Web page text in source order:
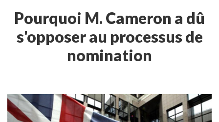
Pourquoi M. Cameron a dû
s'opposer au processus de
nomination